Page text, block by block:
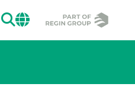
SUCHEN
CHANGE